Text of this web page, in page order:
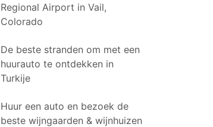
Regional Airport in Vail,
Colorado
De beste stranden om met een
huurauto te ontdekken in
Turkije
Huur een auto en bezoek de
beste wijngaarden & wijnhuizen